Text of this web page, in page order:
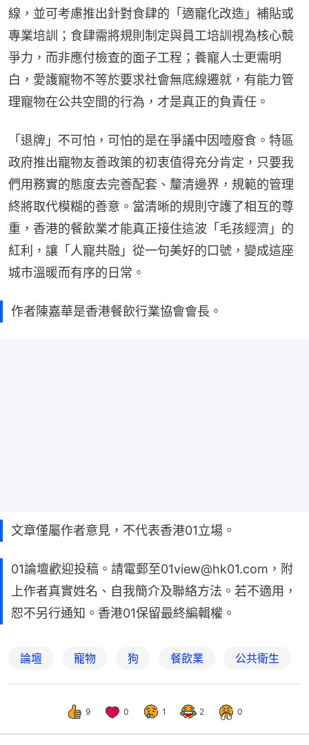
線，並可考慮推出針對食肆的「適寵化改造」補貼或
專業培訓；食肆需將規則制定與員工培訓視為核心競
爭力，而非應付檢查的面子工程；養寵人士更需明
白，愛護寵物不等於要求社會無底線遷就，有能力管
理寵物在公共空間的行為，才是真正的負責任。
「退牌」不可怕，可怕的是在爭議中因噎廢食。特區
政府推出寵物友善政策的初衷值得充分肯定，只要我
們用務實的態度去完善配套、釐清邊界，規範的管理
終將取代模糊的善意。當清晰的規則守護了相互的尊
重，香港的餐飲業才能真正接住這波「毛孩經濟」的
紅利，讓「人寵共融」從一句美好的口號，變成這座
城市溫暖而有序的日常。
作者陳嘉華是香港餐飲行業協會會長。
文章僅屬作者意見，不代表香港01立場。
01論壇歡迎投稿。請電郵至01view@hk01.com，附
上作者真實姓名、自我簡介及聯絡方法。若不適用，
恕不另行通知。香港01保留最終編輯權。
論壇 寵物 狗 餐飲業 公共衛生
9 0 1 2 0